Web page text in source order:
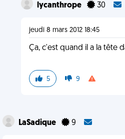
lycanthrope 30
jeudi 8 mars 2012 18:45
Ça, c'est quand il a la tête
5 9
LaSadique 9